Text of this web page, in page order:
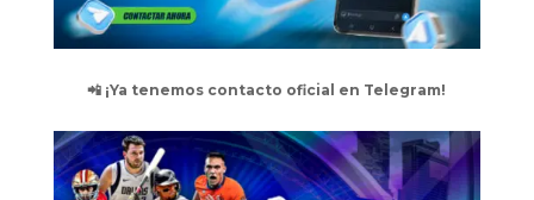
📲 ¡Ya tenemos contacto oficial en Telegram!